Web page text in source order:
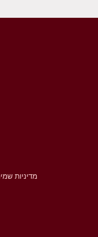
מדיניות